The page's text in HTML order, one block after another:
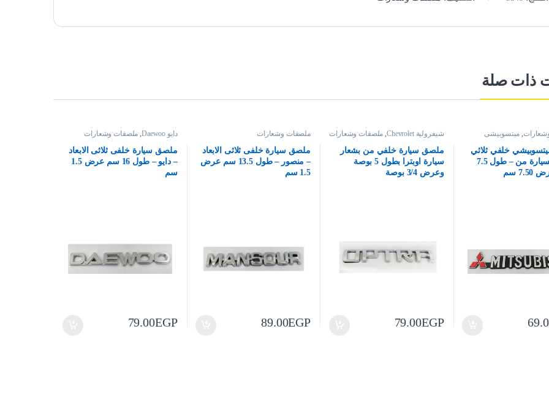
ذات صلة
, ميتسوبيشى
خلفي ثلاثي
الابعاد للسيارة من – طول 7.5
سم
شيفرولية Chevrolet , ملصقات وشعارات
ملصق سيارة خلفي من بشعار
سيارة اوبترا بطول 5 بوصة
وعرض 3/4 بوصة
79.00EGP
ملصقات وشعارات
ملصق سيارة خلفى ثلاثى الابعاد
– منصور – طول 13.5 سم عرض
1.5 سم
89.00EGP
دايو Daewoo , ملصقات وشعارات
ملصق سيارة خلفى ثلاثى الابعاد
– دايو – طول 16 سم عرض 1.5
سم
79.00EGP